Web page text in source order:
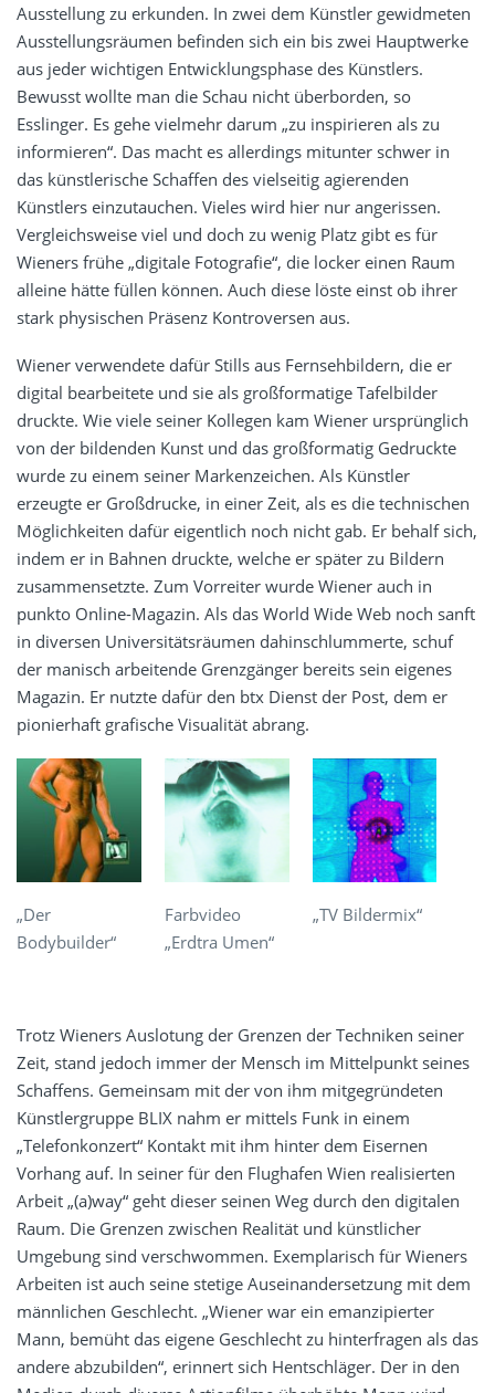
Ausstellung zu erkunden. In zwei dem Künstler gewidmeten
Ausstellungsräumen befinden sich ein bis zwei Hauptwerke
aus jeder wichtigen Entwicklungsphase des Künstlers.
Bewusst wollte man die Schau nicht überborden, so
Esslinger. Es gehe vielmehr darum „zu inspirieren als zu
informieren“. Das macht es allerdings mitunter schwer in
das künstlerische Schaffen des vielseitig agierenden
Künstlers einzutauchen. Vieles wird hier nur angerissen.
Vergleichsweise viel und doch zu wenig Platz gibt es für
Wieners frühe „digitale Fotografie“, die locker einen Raum
alleine hätte füllen können. Auch diese löste einst ob ihrer
stark physischen Präsenz Kontroversen aus.
Wiener verwendete dafür Stills aus Fernsehbildern, die er
digital bearbeitete und sie als großformatige Tafelbilder
druckte. Wie viele seiner Kollegen kam Wiener ursprünglich
von der bildenden Kunst und das großformatig Gedruckte
wurde zu einem seiner Markenzeichen. Als Künstler
erzeugte er Großdrucke, in einer Zeit, als es die technischen
Möglichkeiten dafür eigentlich noch nicht gab. Er behalf sich,
indem er in Bahnen druckte, welche er später zu Bildern
zusammensetzte. Zum Vorreiter wurde Wiener auch in
punkto Online-Magazin. Als das World Wide Web noch sanft
in diversen Universitätsräumen dahinschlummerte, schuf
der manisch arbeitende Grenzgänger bereits sein eigenes
Magazin. Er nutzte dafür den btx Dienst der Post, dem er
pionierhaft grafische Visualität abrang.
„Der
Bodybuilder“
Farbvideo
„Erdtra Umen“
„TV Bildermix“
Trotz Wieners Auslotung der Grenzen der Techniken seiner
Zeit, stand jedoch immer der Mensch im Mittelpunkt seines
Schaffens. Gemeinsam mit der von ihm mitgegründeten
Künstlergruppe BLIX nahm er mittels Funk in einem
„Telefonkonzert“ Kontakt mit ihm hinter dem Eisernen
Vorhang auf. In seiner für den Flughafen Wien realisierten
Arbeit „(a)way“ geht dieser seinen Weg durch den digitalen
Raum. Die Grenzen zwischen Realität und künstlicher
Umgebung sind verschwommen. Exemplarisch für Wieners
Arbeiten ist auch seine stetige Auseinandersetzung mit dem
männlichen Geschlecht. „Wiener war ein emanzipierter
Mann, bemüht das eigene Geschlecht zu hinterfragen als das
andere abzubilden“, erinnert sich Hentschläger. Der in den